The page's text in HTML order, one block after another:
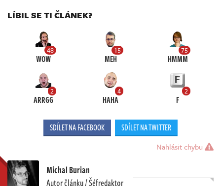
LÍBIL SE TI ČLÁNEK?
48
WOW
15
MEH
75
HMMM
2
ARRGG
4
HAHA
2
F
SDÍLET NA FACEBOOK SDÍLET NA TWITTER
Nahlásit chybu
Michal Burian
Autor článku / Šéfredaktor